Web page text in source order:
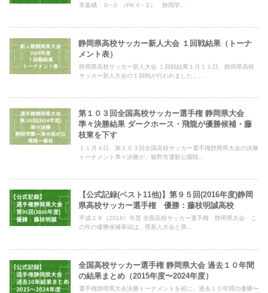
常葉橘 ０−０ （PK４−３） 静岡学...
静岡県高校サッカー新人大会 １回戦結果（トーナ
メント表）
静岡県高校サッカー新人大会 １回戦結果１月１１日、静岡県高校
サッカー新人大会の１回戦が行われました。...
第１０３回全国高校サッカー選手権 静岡県大会
準々決勝結果 ダークホース・飛龍が優勝候補・藤
枝東を下す
１１月４日、第１０３回全国高校サッカー選手権静岡県大会の決勝
トーナメント準々決勝が、裾野市運動公園陸...
【公式記録(ベスト11他)】第９５回(2016年度)静岡
県高校サッカー選手権 優勝：藤枝明誠高校
平成２８（2016）年度 全国高校サッカー選手権 静岡県大会 こ
の年の優勝候補筆頭は、県新人大会と県...
全国高校サッカー選手権 静岡県大会 過去１０年間
の結果まとめ（2015年度〜2024年度）
選手権静岡県大会決勝トーナメントを前に、過去１０年間の優勝〜